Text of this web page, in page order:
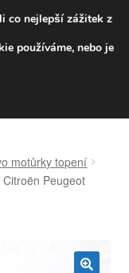
Kč
494
motůrky topení
Peugeot
co nejlepší zážitek z
používáme, nebo je